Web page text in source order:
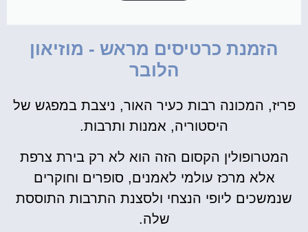
הזמנת כרטיסים מראש - מוזיאון
הלובר
פריז, המכונה רבות כעיר האור, ניצבת במפגש של
היסטוריה, אמנות ותרבות.
המטרופולין הקסום הזה הוא לא רק בירת צרפת
אלא מרכז עולמי לאמנים, סופרים וחוקרים
שנמשכים ליופי הנצחי ולסצנת התרבות התוססת
שלה.